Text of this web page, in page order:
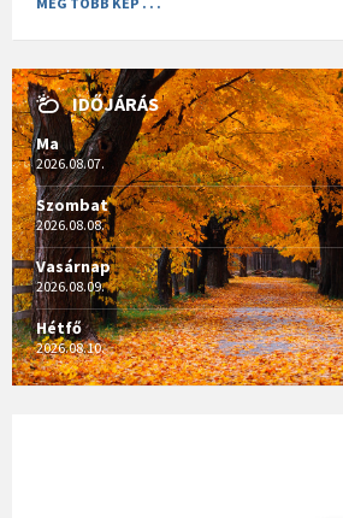
IDŐJÁRÁS
Ma
2026.08.07.
Szombat
2026.08.08.
Vasárnap
2026.08.09.
Hétfő
2026.08.10.